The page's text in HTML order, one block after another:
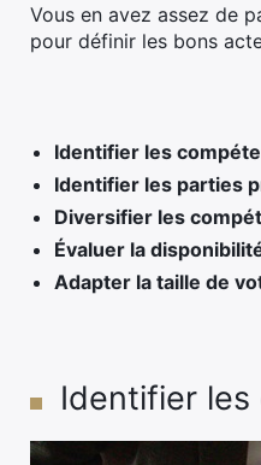
Vous en avez assez de
pour définir les bons
Identifier les
Identifier les parties
Diversifier les
Évaluer la
Adapter la taille de
Identifier les